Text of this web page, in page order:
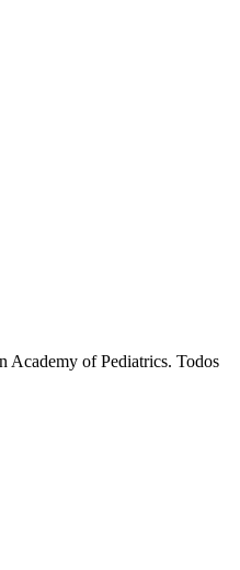
Academy of Pediatrics. Todos